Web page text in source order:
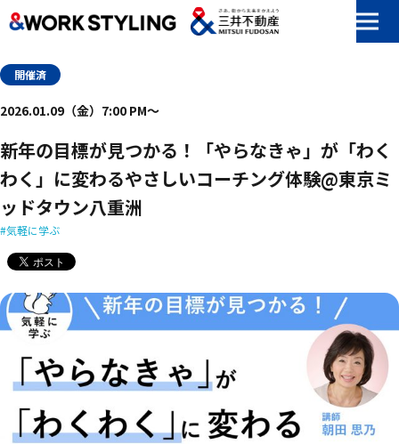
開催済
2026.01.09（金）7:00 PM〜
新年の目標が見つかる！「やらなきゃ」が「わく
わく」に変わるやさしいコーチング体験​@東京ミ
ッドタウン八重洲
気軽に学ぶ